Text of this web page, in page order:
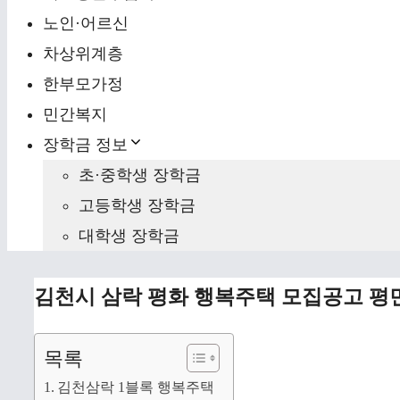
노인·어르신
차상위계층
한부모가정
민간복지
장학금 정보
초·중학생 장학금
고등학생 장학금
대학생 장학금
김천시 삼락 평화 행복주택 모집공고 평
목록
김천삼락 1블록 행복주택